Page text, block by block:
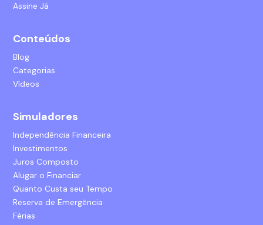
Assine Já
Conteúdos
Blog
Categorias
Vídeos
Simuladores
Independência Financeira
Investimentos
Juros Composto
Alugar o Financiar
Quanto Custa seu Tempo
Reserva de Emergência
Férias